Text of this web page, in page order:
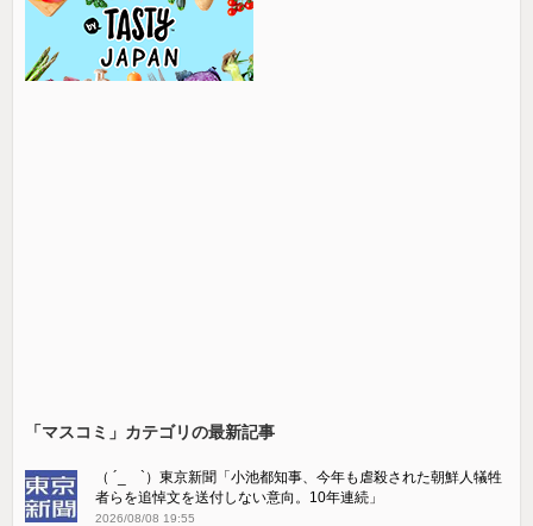
「マスコミ」カテゴリの最新記事
（ ´_ゝ`）東京新聞「小池都知事、今年も虐殺された朝鮮人犠牲
者らを追悼文を送付しない意向。10年連続」
2026/08/08 19:55